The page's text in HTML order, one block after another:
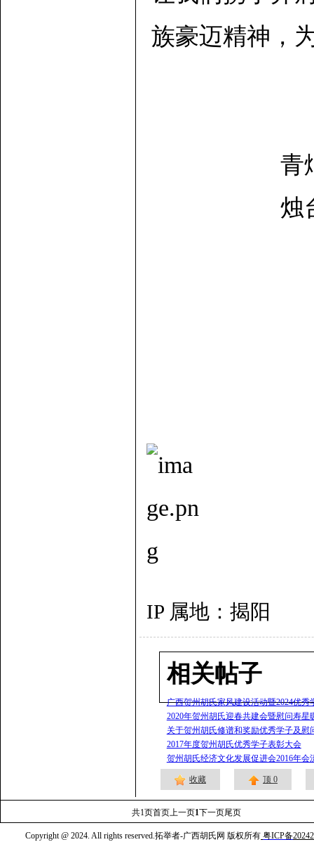
族豪迈精神，
青
烛
IP 属地：揭阳
相关帖子
广西贺州胡氏家风建设活动暨2024优秀
2020年贺州胡氏迎春共建会暨慰问寿星
关于贺州胡氏修谱和奖励优秀学子及慰
2017年度贺州胡氏优秀学子表彰大会
贺州胡氏经济文化发展促进会2016年会
收藏 顶 0
共1页首页上一页1下一页尾页
Copyright @ 2024. All rights reserved.拓举者-广西胡氏网 版权所有 粤ICP备